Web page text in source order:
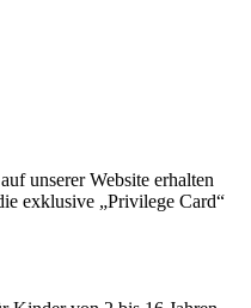
unserer Website erhalten
exklusive „Privilege Card“